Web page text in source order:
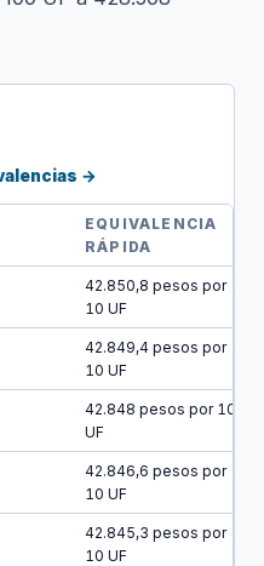
→
EQUIVALENCIA
RÁPIDA
42.850,8 pesos por
10 UF
42.849,4 pesos por
10 UF
42.848 pesos por 10
UF
42.846,6 pesos por
10 UF
42.845,3 pesos por
10 UF